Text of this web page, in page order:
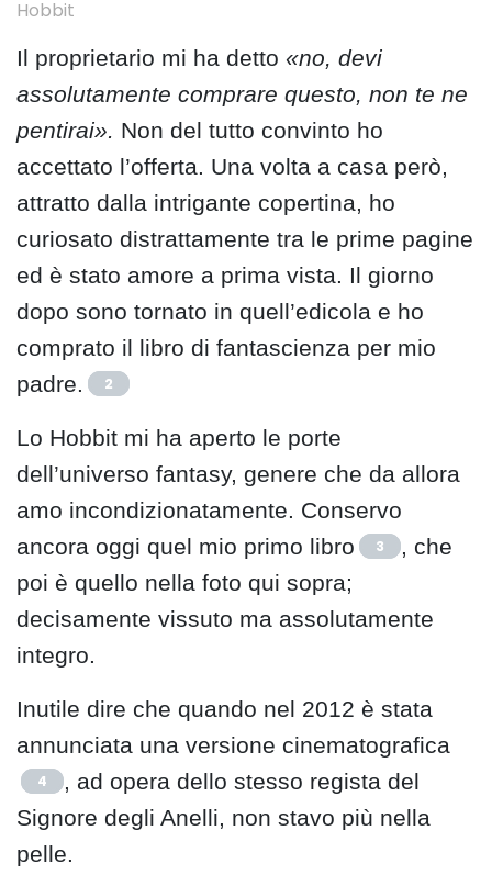
Hobbit
Il proprietario mi ha detto «no, devi
assolutamente comprare questo, non te ne
pentirai». Non del tutto convinto ho
accettato l’offerta. Una volta a casa però,
attratto dalla intrigante copertina, ho
curiosato distrattamente tra le prime pagine
ed è stato amore a prima vista. Il giorno
dopo sono tornato in quell’edicola e ho
comprato il libro di fantascienza per mio
padre.
2
Lo Hobbit mi ha aperto le porte
dell’universo fantasy, genere che da allora
amo incondizionatamente. Conservo
ancora oggi quel mio primo libro
3
, che
poi è quello nella foto qui sopra;
decisamente vissuto ma assolutamente
integro.
Inutile dire che quando nel 2012 è stata
annunciata una versione cinematografica
4
, ad opera dello stesso regista del
Signore degli Anelli, non stavo più nella
pelle.